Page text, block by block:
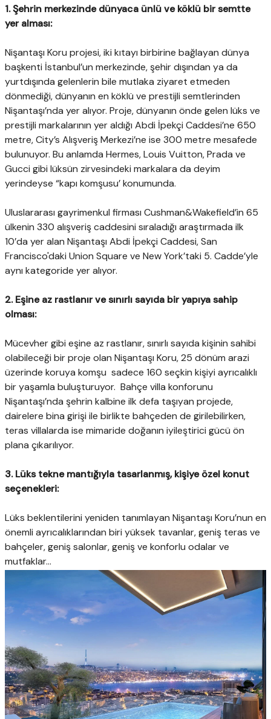
1. Şehrin merkezinde dünyaca ünlü ve köklü bir semtte
yer alması:
Nişantaşı Koru projesi, iki kıtayı birbirine bağlayan dünya
başkenti İstanbul’un merkezinde, şehir dışından ya da
yurtdışında gelenlerin bile mutlaka ziyaret etmeden
dönmediği, dünyanın en köklü ve prestijli semtlerinden
Nişantaşı’nda yer alıyor. Proje, dünyanın önde gelen lüks ve
prestijli markalarının yer aldığı Abdi İpekçi Caddesi’ne 650
metre, City’s Alışveriş Merkezi’ne ise 300 metre mesafede
bulunuyor. Bu anlamda Hermes, Louis Vuitton, Prada ve
Gucci gibi lüksün zirvesindeki markalara da deyim
yerindeyse “kapı komşusu’ konumunda.
Uluslararası gayrimenkul firması Cushman&Wakefield’in 65
ülkenin 330 alışveriş caddesini sıraladığı araştırmada ilk
10’da yer alan Nişantaşı Abdi İpekçi Caddesi, San
Francisco'daki Union Square ve New York’taki 5. Cadde’yle
aynı kategoride yer alıyor.
2. Eşine az rastlanır ve sınırlı sayıda bir yapıya sahip
olması:
Mücevher gibi eşine az rastlanır, sınırlı sayıda kişinin sahibi
olabileceği bir proje olan Nişantaşı Koru, 25 dönüm arazi
üzerinde koruya komşu sadece 160 seçkin kişiyi ayrıcalıklı
bir yaşamla buluşturuyor. Bahçe villa konforunu
Nişantaşı’nda şehrin kalbine ilk defa taşıyan projede,
dairelere bina girişi ile birlikte bahçeden de girilebilirken,
teras villalarda ise mimaride doğanın iyileştirici gücü ön
plana çıkarılıyor.
3. Lüks tekne mantığıyla tasarlanmış, kişiye özel konut
seçenekleri:
Lüks beklentilerini yeniden tanımlayan Nişantaşı Koru’nun en
önemli ayrıcalıklarından biri yüksek tavanlar, geniş teras ve
bahçeler, geniş salonlar, geniş ve konforlu odalar ve
mutfaklar…